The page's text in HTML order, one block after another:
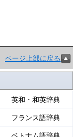
ページ上部に戻る
英和・和英辞典
フランス語辞典